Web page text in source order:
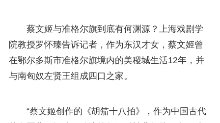
蔡文姬与准格尔旗到底有何渊源？上海戏剧学
院教授罗怀臻告诉记者，作为东汉才女，蔡文姬曾
在鄂尔多斯市准格尔旗境内的美稷城生活12年，并
与南匈奴左贤王组成四口之家。
“蔡文姬创作的《胡笳十八拍》，作为中国古代